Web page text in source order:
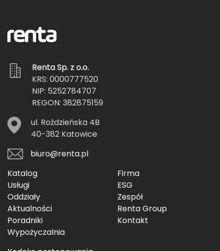
Renta Sp. z o.o.
KRS: 0000777520
NIP: 5252784707
REGON: 382875159
ul. Roździeńska 4B
40-382 Katowice
biuro@renta.pl
Katalog
Usługi
Oddziały
Aktualności
Poradniki
Wypożyczalnia
Firma
ESG
Zespół
Renta Group
Kontakt